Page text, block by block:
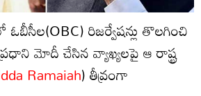
ఓబీసీల(OBC) రిజర్వేషన్లు తొలగించి
మోదీ చేసిన వ్యాఖ్యలపై ఆ రాష్ట్ర
Ramaiah) తీవ్రంగా